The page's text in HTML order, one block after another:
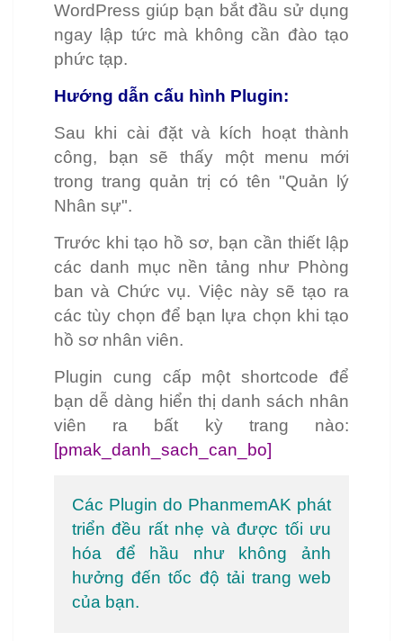
WordPress giúp bạn bắt đầu sử dụng
ngay lập tức mà không cần đào tạo
phức tạp.
Hướng dẫn cấu hình Plugin:
Sau khi cài đặt và kích hoạt thành
công, bạn sẽ thấy một menu mới
trong trang quản trị có tên "Quản lý
Nhân sự".
Trước khi tạo hồ sơ, bạn cần thiết lập
các danh mục nền tảng như Phòng
ban và Chức vụ. Việc này sẽ tạo ra
các tùy chọn để bạn lựa chọn khi tạo
hồ sơ nhân viên.
Plugin cung cấp một shortcode để
bạn dễ dàng hiển thị danh sách nhân
viên ra bất kỳ trang nào:
[pmak_danh_sach_can_bo]
Các Plugin do PhanmemAK phát
triển đều rất nhẹ và được tối ưu
hóa để hầu như không ảnh
hưởng đến tốc độ tải trang web
của bạn.